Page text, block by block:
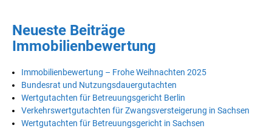
Neueste Beiträge
Immobilienbewertung
Immobilienbewertung – Frohe Weihnachten 2025
Bundesrat und Nutzungsdauergutachten
Wertgutachten für Betreuungsgericht Berlin
Verkehrswertgutachten für Zwangsversteigerung in Sachsen
Wertgutachten für Betreuungsgericht in Sachsen